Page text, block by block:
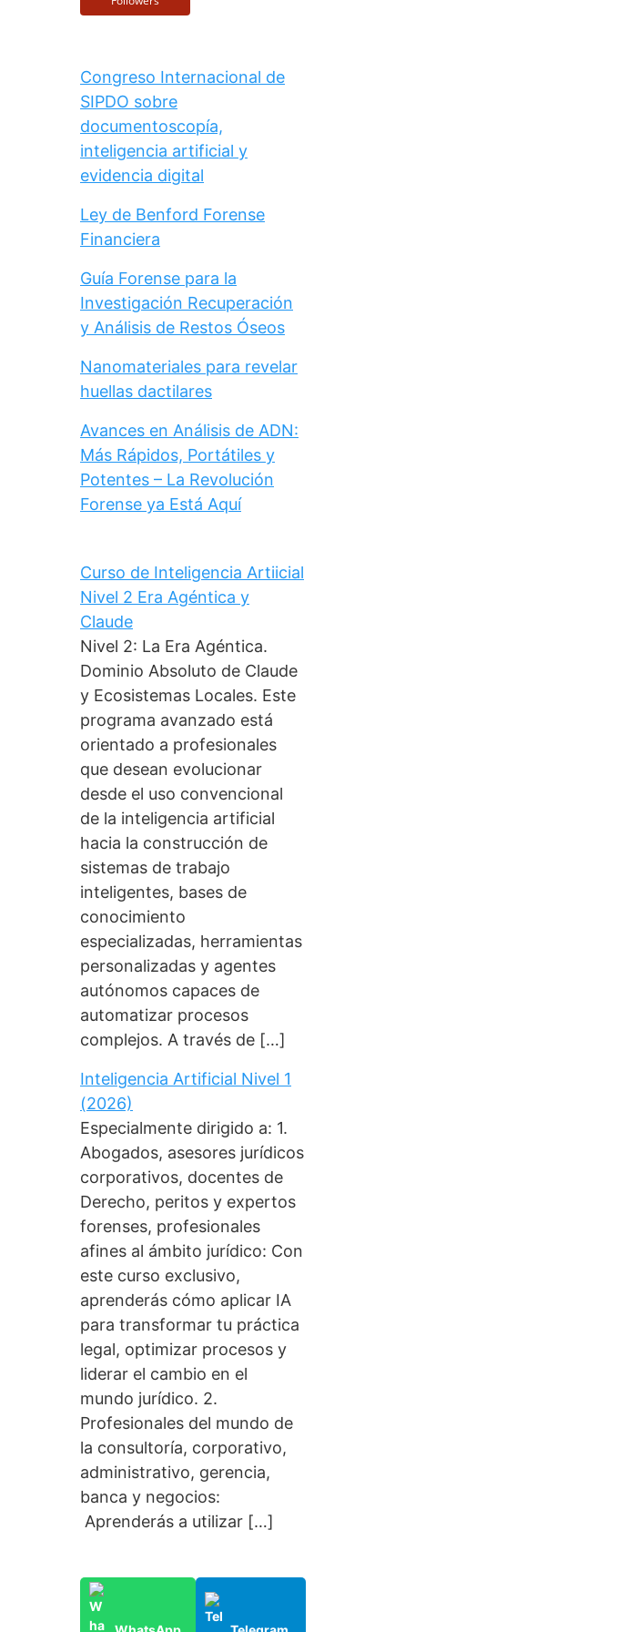
Congreso Internacional de
SIPDO sobre
documentoscopía,
inteligencia artificial y
evidencia digital
Ley de Benford Forense
Financiera
Guía Forense para la
Investigación Recuperación
y Análisis de Restos Óseos
Nanomateriales para revelar
huellas dactilares
Avances en Análisis de ADN:
Más Rápidos, Portátiles y
Potentes – La Revolución
Forense ya Está Aquí
Curso de Inteligencia Artiicial
Nivel 2 Era Agéntica y
Claude
Nivel 2: La Era Agéntica.
Dominio Absoluto de Claude
y Ecosistemas Locales. Este
programa avanzado está
orientado a profesionales
que desean evolucionar
desde el uso convencional
de la inteligencia artificial
hacia la construcción de
sistemas de trabajo
inteligentes, bases de
conocimiento
especializadas, herramientas
personalizadas y agentes
autónomos capaces de
automatizar procesos
complejos. A través de […]
Inteligencia Artificial Nivel 1
(2026)
Especialmente dirigido a: 1.
Abogados, asesores jurídicos
corporativos, docentes de
Derecho, peritos y expertos
forenses, profesionales
afines al ámbito jurídico: Con
este curso exclusivo,
aprenderás cómo aplicar IA
para transformar tu práctica
legal, optimizar procesos y
liderar el cambio en el
mundo jurídico. 2.
Profesionales del mundo de
la consultoría, corporativo,
administrativo, gerencia,
banca y negocios:
Aprenderás a utilizar […]